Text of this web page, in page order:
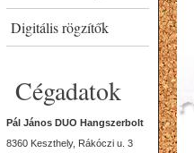
Digitális rögzítők
Cégadatok
Pál János DUO Hangszerbolt
8360 Keszthely, Rákóczi u. 3